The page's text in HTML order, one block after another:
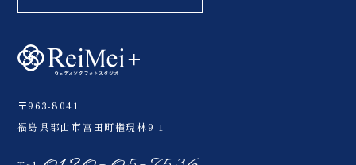
〒963-8041
福島県郡山市富田町権現林9-1